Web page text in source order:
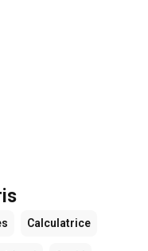
Calculatrice